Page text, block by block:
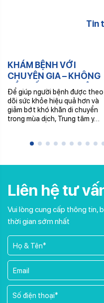
Tin
KHÁM BỆNH VỚI
CHUYÊN GIA – KHÔNG
CẦN ĐẾN TRUNG TÂM –
NHẬN THUỐC TRONG
NGÀY
Để giúp người bệnh được theo
dõi sức khỏe hiệu quả hơn và
giảm bớt khó khăn di chuyển
trong mùa dịch, Trung tâm y…
Liên hệ tư
Vui lòng cung cấp thông tin,
thời gian sớm nhất